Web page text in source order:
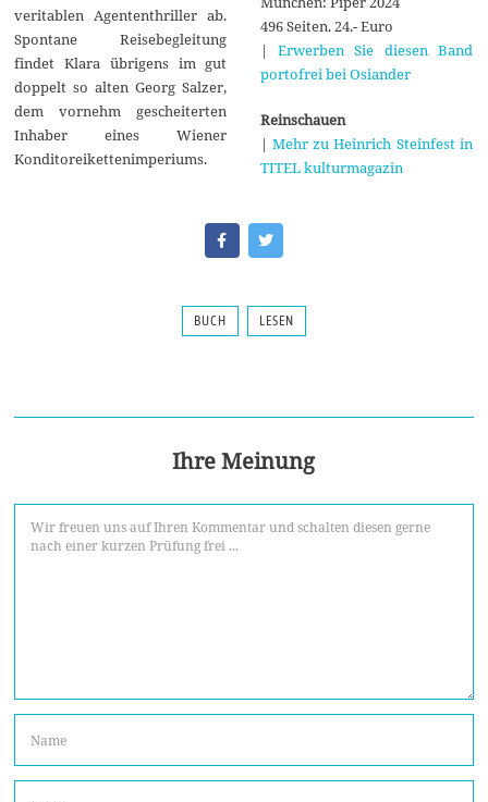
veritablen Agententhriller ab.
Spontane Reisebegleitung
findet Klara übrigens im gut
doppelt so alten Georg Salzer,
dem vornehm gescheiterten
Inhaber eines Wiener
Konditoreikettenimperiums.
496 Seiten. 24.- Euro
| Erwerben Sie diesen Band
portofrei bei Osiander
Reinschauen
| Mehr zu Heinrich Steinfest in
TITEL kulturmagazin
BUCH LESEN
Ihre Meinung